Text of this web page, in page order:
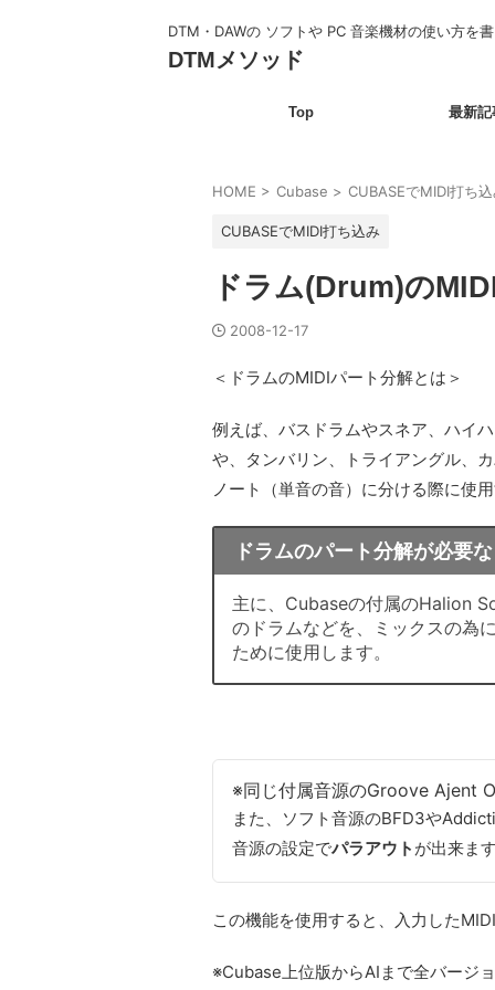
DTM・DAWの ソフトや PC 音楽機材の使い方を
DTMメソッド
Top 最新記
HOME > Cubase > CUBASEでMIDI打ち
CUBASEでMIDI打ち込み
ドラム(Drum)の
2008-12-17
＜ドラムのMIDIパート分解とは＞
例えば、バスドラムやスネア、ハイ
や、タンバリン、トライアングル、
ノート（単音の音）に分ける際に使
ドラムのパート分解が必要
主に、Cubaseの付属のHalion
のドラムなどを、ミックスの為
ために使用します。
※同じ付属音源のGroove Ajent
また、ソフト音源のBFD3や
音源の設定でパラアウト が出来ま
この機能を使用すると、入力した
※Cubase上位版からAIまで全バージ